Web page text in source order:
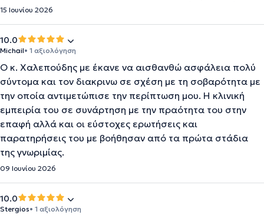
15 Ιουνίου 2026
10.0
Michail• 1 αξιολόγηση
Ο κ. Χαλεπούδης με έκανε να αισθανθώ ασφάλεια πολύ
σύντομα και τον διακρινω σε σχέση με τη σοβαρότητα με
την οποία αντιμετώπισε την περίπτωση μου. Η κλινική
εμπειρία του σε συνάρτηση με την πραότητα του στην
επαφή αλλά και οι εύστοχες ερωτήσεις και
παρατηρήσεις του με βοήθησαν από τα πρώτα στάδια
της γνωριμίας.
09 Ιουνίου 2026
10.0
Stergios• 1 αξιολόγηση